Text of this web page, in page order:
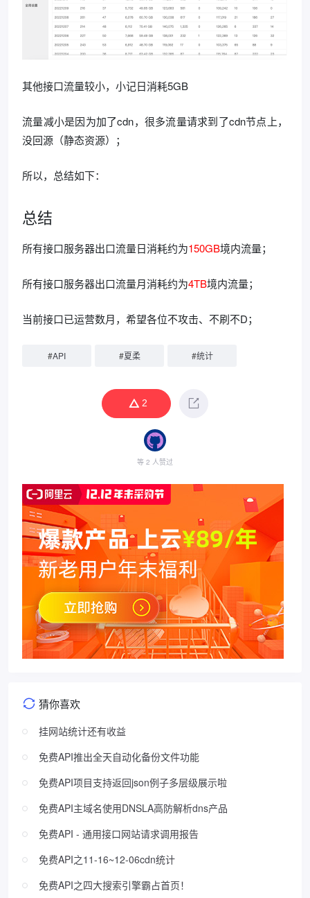
其他接口流量较小，小记日消耗5GB
流量减小是因为加了cdn，很多流量请求到了cdn节点上，
没回源（静态资源）；
所以，总结如下：
总结
所有接口服务器出口流量日消耗约为150GB境内流量；
所有接口服务器出口流量月消耗约为4TB境内流量；
当前接口已运营数月，希望各位不攻击、不刷不D；
#API #夏柔 #统计
2
等 2 人赞过
猜你喜欢
挂网站统计还有收益
免费API推出全天自动化备份文件功能
免费API项目支持返回json例子多层级展示啦
免费API主域名使用DNSLA高防解析dns产品
免费API - 通用接口网站请求调用报告
免费API之11-16~12-06cdn统计
免费API之四大搜索引擎霸占首页！